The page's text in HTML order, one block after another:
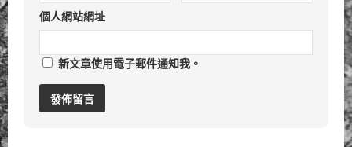
個人網站網址
新文章使用電子郵件通知我。